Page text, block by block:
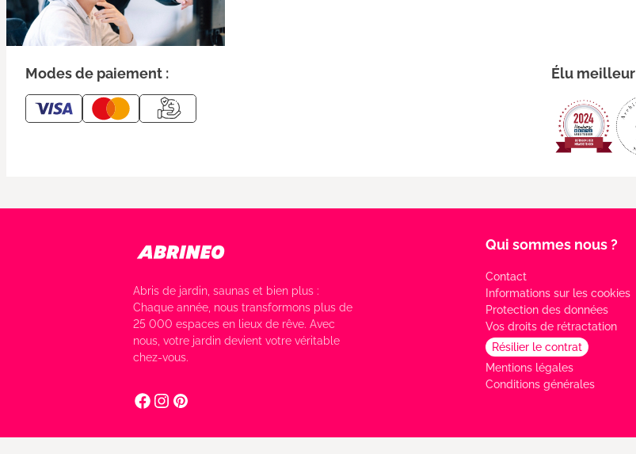
Modes de paiement : Élu meilleur
Abris de jardin, saunas et bien plus :
Chaque année, nous transformons plus de
25 000 espaces en lieux de rêve. Avec
nous, votre jardin devient votre véritable
chez-vous.
Qui sommes nous ?
Contact
Informations sur les cookies
Protection des données
Vos droits de rétractation
Résilier le contrat
Mentions légales
Conditions générales